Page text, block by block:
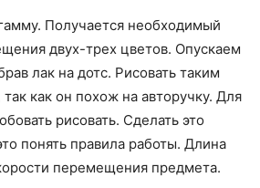
нем
Получается необходимый
двух-трех цветов. Опускаем
лак на дотс. Рисовать таким
как он похож на авторучку. Для
рисовать. Сделать это
понять правила работы. Длина
перемещения предмета.